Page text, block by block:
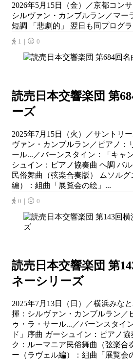
2026年5月15日（金）／京都コン
シルヴァン・カンブルラン／マー
短調 「悲劇的」 翌日も同プログ
1｜ 0
読売日本交響楽団 第
ーズ
2025年7月15日（火）／サントリ
ヴァン・カンブルラン／ピアノ：
ール...／バーンスタイン：「キャ
シュイン：ピアノ協奏曲 ヘ調 バ
民俗舞曲（弦楽合奏版） ムソル
編）：組曲「展覧会の絵」...
0｜ 0
読売日本交響楽団 第
ネーシリーズ
2025年7月13日（日）／横浜みな
揮：シルヴァン・カンブルラン／
ゥ・ラ・サール...／バーンスタイ
ド」序曲 ガーシュイン：ピアノ
ク：ルーマニア民俗舞曲（弦楽合
ー（ラヴェル編）：組曲「展覧会